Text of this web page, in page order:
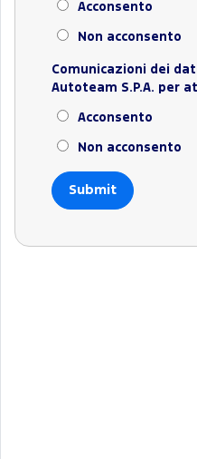
Acconsento
Non acconsento
Comunicazioni dei
Autoteam S.P.A. per
Acconsento
Non acconsento